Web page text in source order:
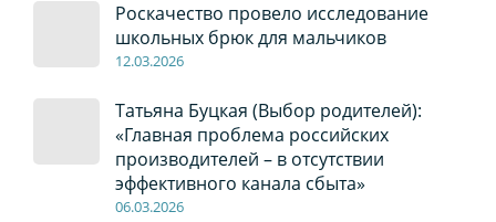
Роскачество провело исследование
школьных брюк для мальчиков
12.03.2026
Татьяна Буцкая (Выбор родителей):
«Главная проблема российских
производителей – в отсутствии
эффективного канала сбыта»
06.03.2026